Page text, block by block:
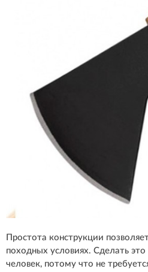
Простота конструкции
походных условиях. Сделать
человек, потому что не